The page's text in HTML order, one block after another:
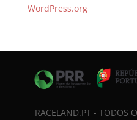
WordPress.org
RACELAND.PT - TODOS